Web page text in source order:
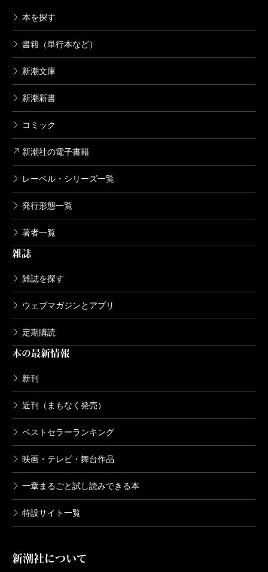
「愛スルノブコ」は必読モノ）、さらには伊丹が
小学一年生の時に描いたという達者なクレヨン画
みどころ満載の本になっているのである。
この本は「伊丹十三のファンであろうとなかろう
なべて人の生涯というものに興味のある人なら、
眺めているだけで、否応なく感慨に似た気持ちが
は読み進むうちに、希有な資質と才能を備え、そ
れを様々な分野で見事に開花させたあげく、みず
らず知らずのうちに辿ることになるからである。
そういう意味で、私にとってこの本は、甘く、酸
っぱく、ほろ苦く、噛みごたえのある本、だっ
写真ページを眺めていると、伊丹家に上がり込ん
で古いアルバムを見せてもらっている気分になる
い伊丹少年を発見した読者は「なるほど！」と、
ひとりごつことだろう）、伊丹と親交のあった人
たちのインタビューを読めば、彼らから肉声で伊
丹の思い出話を聞いているような錯覚にとらわれ
るのである。また、衣服、鞄、食器、本、レコー
ドなどの愛蔵品の写真からは、マニアワセやマガ
イモノやツキナミを誰よりも嫌った伊丹十三のこ
だわりぶりが窺われて興味尽きないのである。
さて。
は、「気になるページは？」と問われたら、私は
本を探す
書籍（単行本など）
新潮文庫
新潮新書
コミック
新潮社の電子書籍
レーベル・シリーズ一覧
発行形態一覧
著者一覧
雑誌
雑誌を探す
ウェブマガジンとアプリ
定期購読
本の最新情報
新刊
近刊（まもなく発売）
ベストセラーランキング
映画・テレビ・舞台作品
一章まるごと試し読みできる本
特設サイト一覧
新潮社について